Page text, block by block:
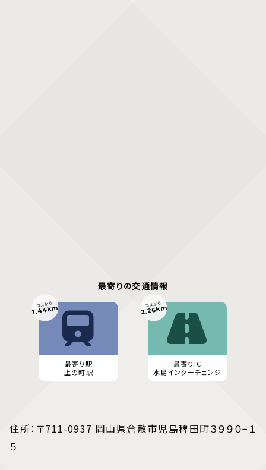
最寄りの交通情報
最寄り駅
上の町駅
ココから
1.44km
最寄りIC
水島インターチェンジ
ココから
2.26km
住所：〒711-0937 岡山県倉敷市児島稗田町３９９０−１
５